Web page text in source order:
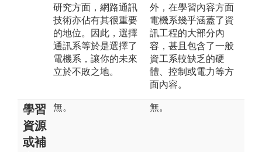
研究方面，網路通訊
技術亦佔有其很重要
的地位。因此，選擇
通訊系等於是選擇了
電機系，讓你的未來
立於不敗之地。
外，在學習內容方面
電機系幾乎涵蓋了資
訊工程的大部分內
容，甚且包含了一般
資工系較缺乏的硬
體、控制或電力等方
面內容。
學習
資源
或補
無。 無。